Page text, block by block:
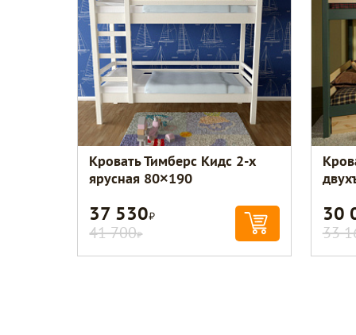
Кровать Тимберс Кидс 2-х
ярусная 80×190
37 530Р
41 700Р
30
33